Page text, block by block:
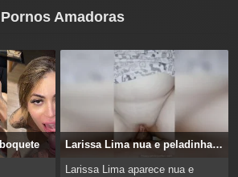
Amadoras
Larissa Lima nua e peladinha transa em cima da cama
Larissa Lima aparece nua e